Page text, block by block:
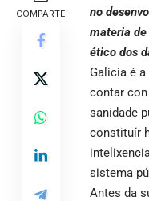
COMPARTE
no
materia
ético dos
Galicia é
contar
sanidade
constituír
sistema
Antes da